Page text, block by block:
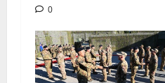
0